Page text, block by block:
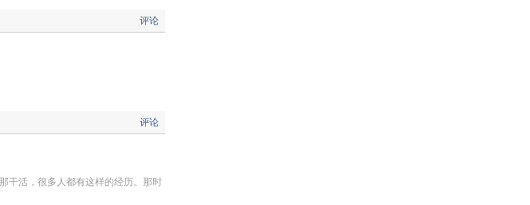
评论
评论
活，很多人都有这样的经历。那时